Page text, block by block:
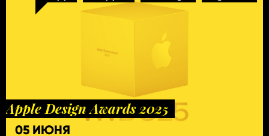
Apple Design Awards 2025
05 ИЮНЯ